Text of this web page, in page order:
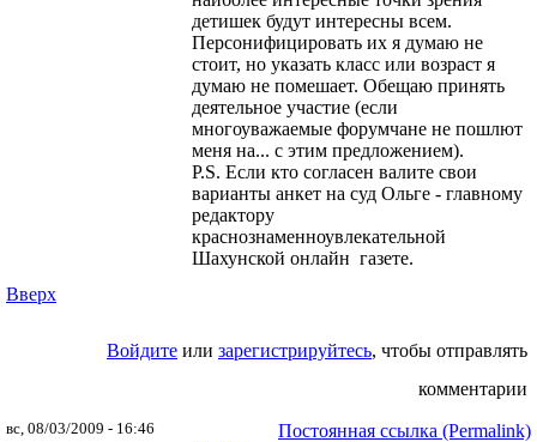
детишек будут интересны всем.
Персонифицировать их я думаю не
стоит, но указать класс или возраст я
думаю не помешает. Обещаю принять
деятельное участие (если
многоуважаемые форумчане не пошлют
меня на... с этим предложением).
P.S. Если кто согласен валите свои
варианты анкет на суд Ольге - главному
редактору
краснознаменноувлекательной
Шахунской онлайн газете.
Вверх
Войдите или зарегистрируйтесь, чтобы отправлять
комментарии
вс, 08/03/2009 - 16:46
Постоянная ссылка (Permalink)